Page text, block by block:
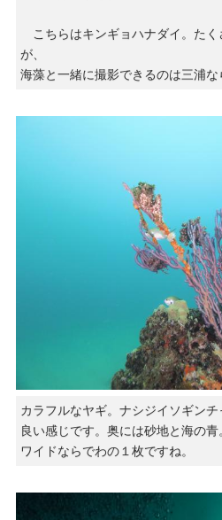
こちらはキンギョハナダイ。たく
が、
海藻と一緒に撮影できるのは三浦な
カラフルなヤギ。ナシジイソギン
良い感じです。奥には砂地と海の青
ワイドならでわの１枚ですね。